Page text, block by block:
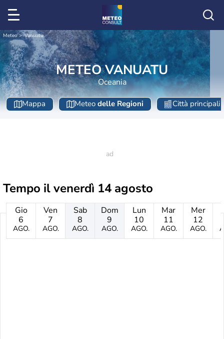
Meteo Vanuatu
METEO VANUATU
Oceania
Mappa Meteo delle Regioni Città principali
Tempo ilvenerdì 14 agosto
Gio
6
AGO.
Ven
7
AGO.
Sab
8
AGO.
Dom
9
AGO.
Lun
10
AGO.
Mar
11
AGO.
Mer
12
AGO.